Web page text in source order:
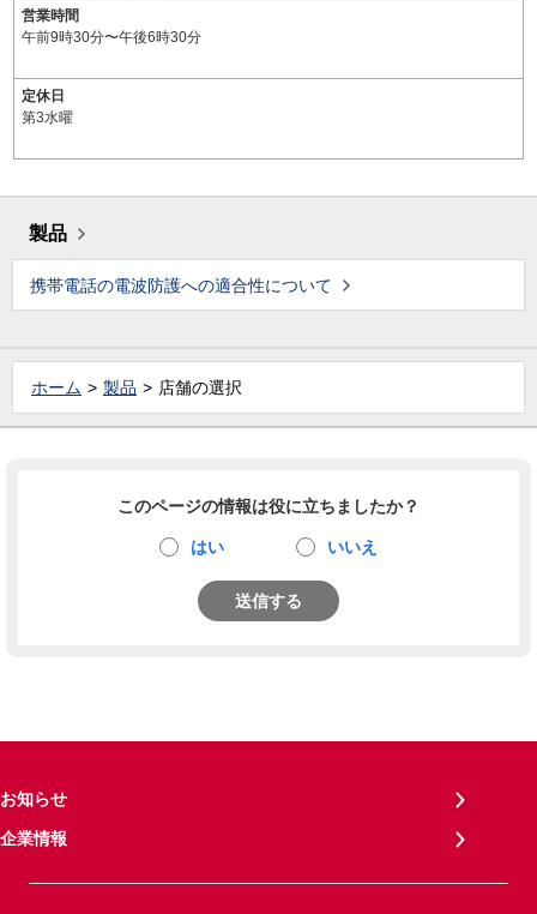
営業時間
午前9時30分〜午後6時30分
定休日
第3水曜
製品
携帯電話の電波防護への適合性について
ホーム 製品 店舗の選択
このページの情報は役に立ちましたか？
はい いいえ
送信する
お知らせ
企業情報